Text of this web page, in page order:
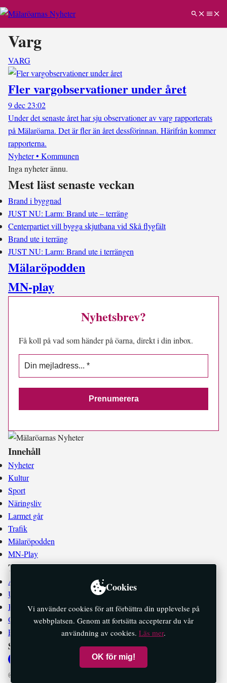
Varg
VARG
Fler vargobservationer under året
9 dec 23:02
Under det senaste året har sju observationer av varg rapporterats
på Mälaröarna. Det är fler än året dessförinnan. Härifrån kommer
rapporterna.
Nyheter • Kommunen
Inga nyheter ännu.
Mest läst senaste veckan
Brand i byggnad
JUST NU: Larm: Brand ute – terräng
Centerpartiet vill bygga skjutbana vid Skå flygfält
Brand ute i terräng
JUST NU: Larm: Brand ute i terrängen
Mälaröpodden
MN-play
Nyhetsbrev?
Få koll på vad som händer på öarna, direkt i din inbox.
Innehåll
Nyheter
Kultur
Sport
Näringsliv
Larmet går
Trafik
Mälaröpodden
MN-Play
Tidningen
Annonsera
Utgivningsplan
Kontakta oss
Om oss
E-tidningar
Socialt
© 2026 Mälaröarnas Nyheter — All rights reserved.
Cookies
Vi använder cookies för att förbättra din upplevelse på
webbplatsen. Genom att fortsätta accepterar du vår
användning av cookies. Läs mer.
OK för mig!